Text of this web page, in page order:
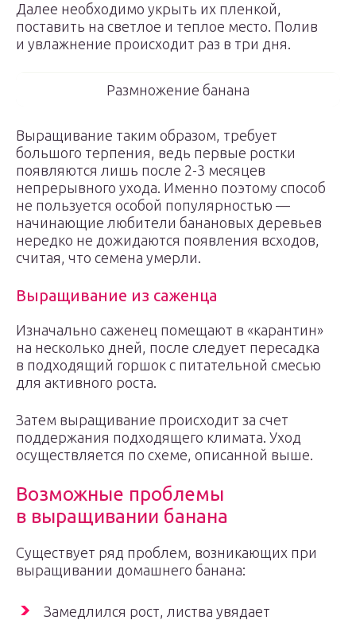
Далее необходимо укрыть их пленкой,
поставить на светлое и теплое место. Полив
и увлажнение происходит раз в три дня.
Размножение банана
Выращивание таким образом, требует
большого терпения, ведь первые ростки
появляются лишь после 2-3 месяцев
непрерывного ухода. Именно поэтому способ
не пользуется особой популярностью —
начинающие любители банановых деревьев
нередко не дожидаются появления всходов,
считая, что семена умерли.
Выращивание из саженца
Изначально саженец помещают в «карантин»
на несколько дней, после следует пересадка
в подходящий горшок с питательной смесью
для активного роста.
Затем выращивание происходит за счет
поддержания подходящего климата. Уход
осуществляется по схеме, описанной выше.
Возможные проблемы
в выращивании банана
Существует ряд проблем, возникающих при
выращивании домашнего банана:
Замедлился рост, листва увядает